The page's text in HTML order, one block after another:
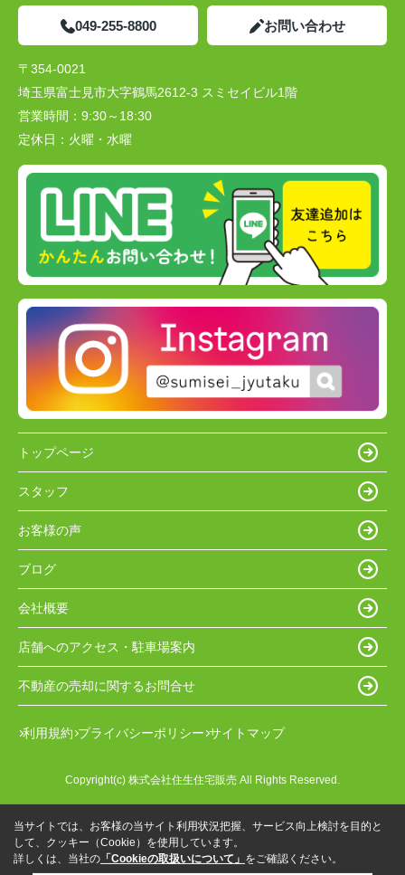
049-255-8800 お問い合わせ
〒354-0021
埼玉県富士見市大字鶴馬2612-3 スミセイビル1階
営業時間： 9:30～18:30
定休日： 火曜・水曜
トップページ
スタッフ
お客様の声
ブログ
会社概要
店舗へのアクセス・駐車場案内
不動産の売却に関するお問合せ
利用規約 プライバシーポリシー サイトマップ
Copyright(c) 株式会社住生住宅販売 All Rights Reserved.
当サイトでは、お客様の当サイト利用状況把握、サービス向上検討を目的と
して、クッキー（Cookie）を使用しています。
詳しくは、当社の 「Cookieの取扱いについて」 をご確認ください。